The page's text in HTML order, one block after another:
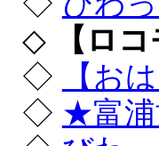
◇
【ロ
◇
【お
◇ ★富浦